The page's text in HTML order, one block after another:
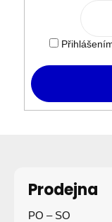
Prodejna
PO – SO